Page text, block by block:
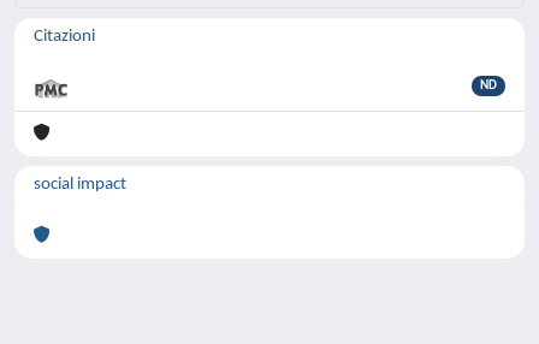
Citazioni
ND
social impact